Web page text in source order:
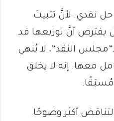
نقدي. لأنَّ تثبيتَ
يفترض أنَّ توزيعها قد
النقد”، لا يُنهي
معها. إنه لا يخلق
مُسبَقًا.
أكثر وضوحًا.